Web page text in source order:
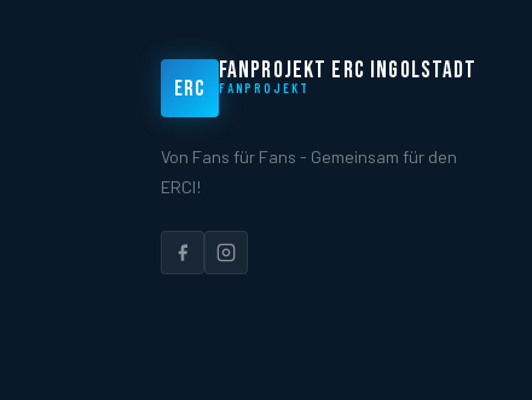
ERC
FANPROJEKT ERC INGOLSTADT
FANPROJEKT
Von Fans für Fans - Gemeinsam für den
ERCI!